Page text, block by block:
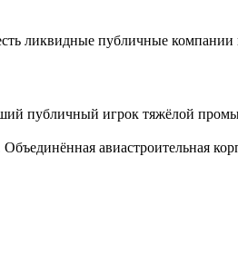
ликвидные публичные компании
публичный игрок тяжёлой
авиастроительная